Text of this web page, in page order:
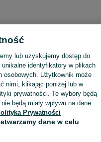
lub uzyskujemy dostęp do
identyfikatory w plikach
osobowych. Użytkownik może
nimi, klikając poniżej lub w
prywatności. Te wybory będą
będą miały wpływu na dane
Prywatności
dane w celu